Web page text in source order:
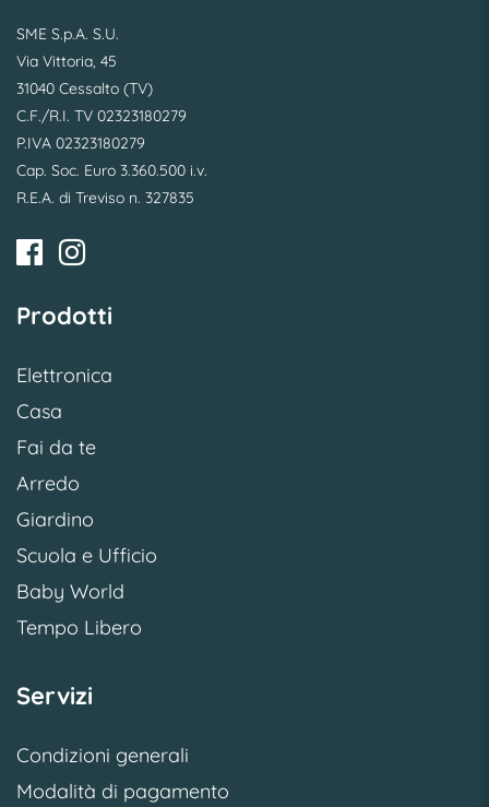
SME S.p.A. S.U.
Via Vittoria, 45
31040 Cessalto (TV)
C.F./R.I. TV 02323180279
P.IVA 02323180279
Cap. Soc. Euro 3.360.500 i.v.
R.E.A. di Treviso n. 327835
Prodotti
Elettronica
Casa
Fai da te
Arredo
Giardino
Scuola e Ufficio
Baby World
Tempo Libero
Servizi
Condizioni generali
Modalità di pagamento